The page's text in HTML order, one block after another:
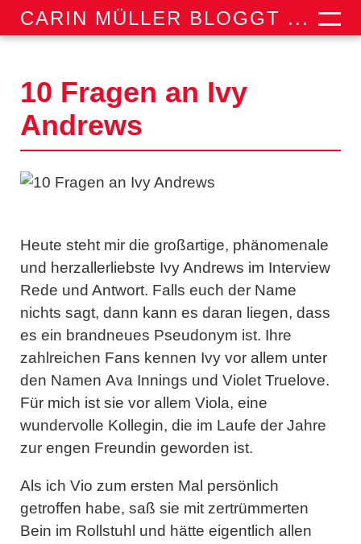
CARIN MÜLLER BLOGGT ...
10 Fragen an Ivy
Andrews
Heute steht mir die großartige, phänomenale
und herzallerliebste Ivy Andrews im Interview
Rede und Antwort. Falls euch der Name
nichts sagt, dann kann es daran liegen, dass
es ein brandneues Pseudonym ist. Ihre
zahlreichen Fans kennen Ivy vor allem unter
den Namen Ava Innings und Violet Truelove.
Für mich ist sie vor allem Viola, eine
wundervolle Kollegin, die im Laufe der Jahre
zur engen Freundin geworden ist.
Als ich Vio zum ersten Mal persönlich
getroffen habe, saß sie mit zertrümmerten
Bein im Rollstuhl und hätte eigentlich allen